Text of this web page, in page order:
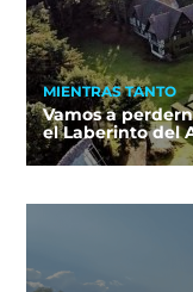
MIENTRAS TANTO
Vamos a
el Laberinto del